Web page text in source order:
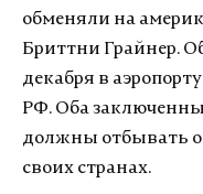
обменяли на
Бриттни Грайнер.
декабря в
РФ. Оба
должны отбывать
своих странах.